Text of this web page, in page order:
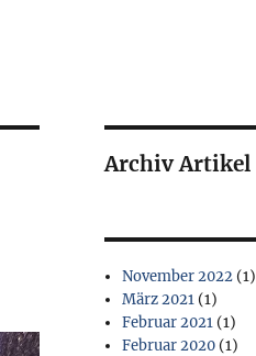
Archiv Artikel
November 2022 (1)
März 2021 (1)
Februar 2021 (1)
Februar 2020 (1)